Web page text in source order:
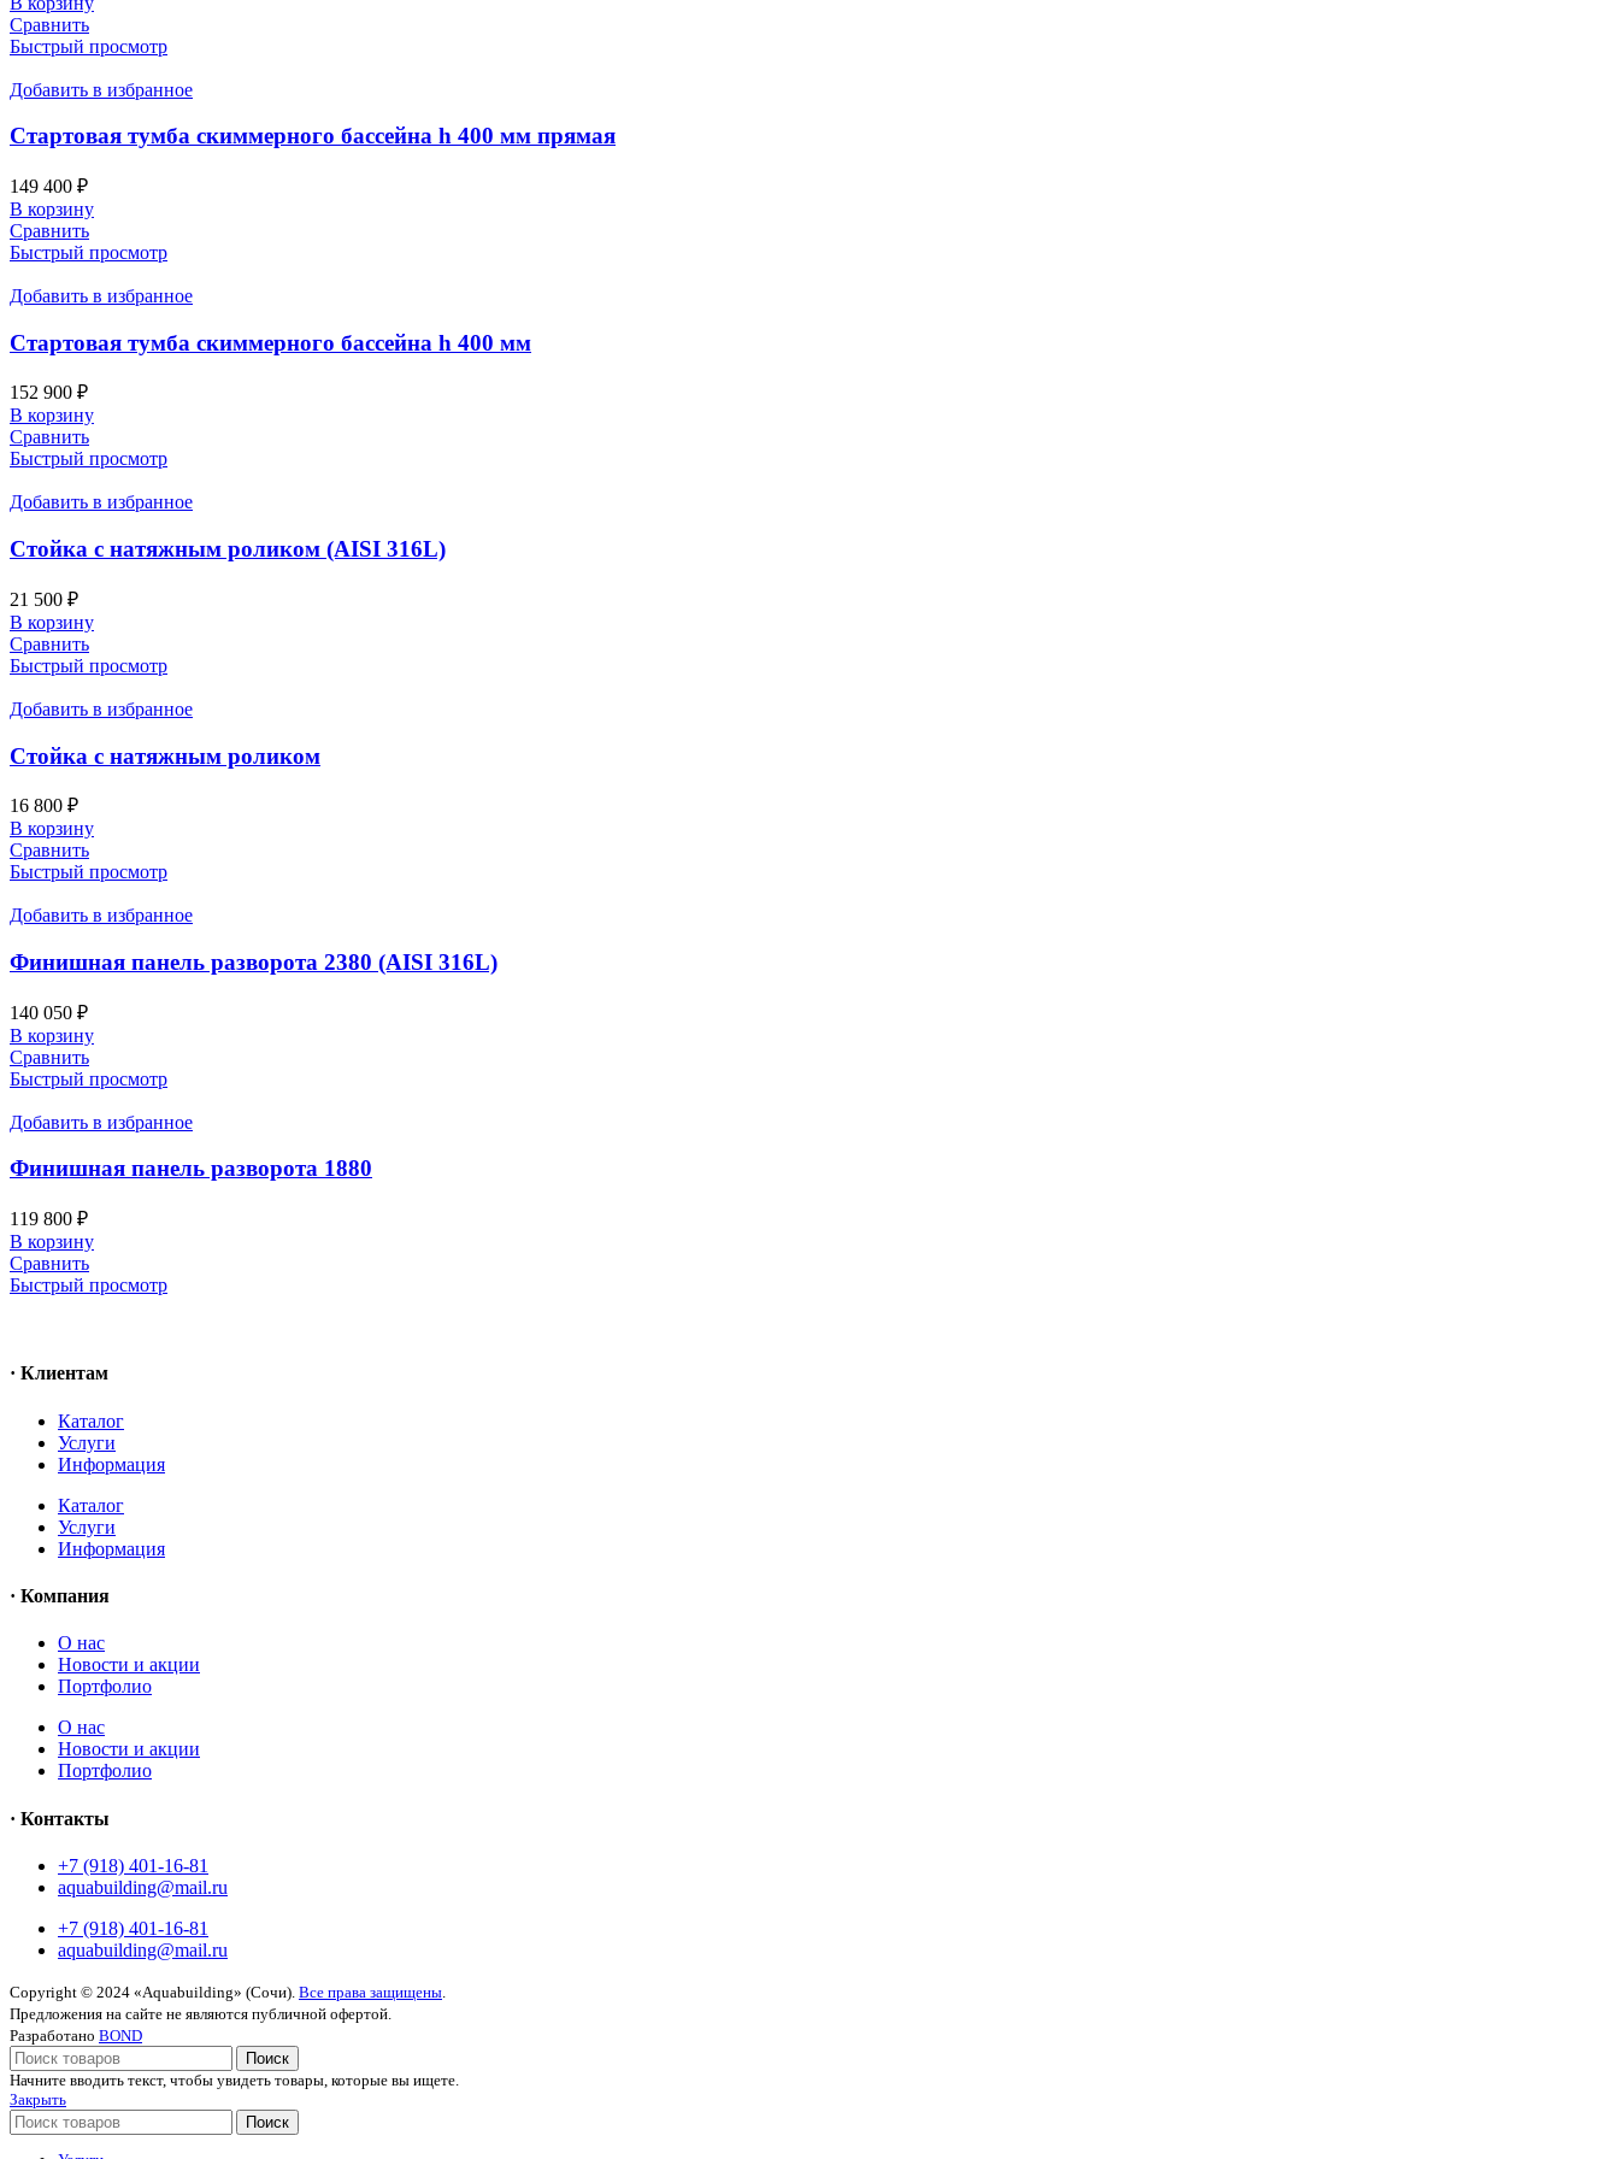
Сравнить
Быстрый просмотр
Добавить в избранное
Стартовая тумба скиммерного бассейна h 400 мм прямая
149 400 ₽
В корзину
Сравнить
Быстрый просмотр
Добавить в избранное
Стартовая тумба скиммерного бассейна h 400 мм
152 900 ₽
В корзину
Сравнить
Быстрый просмотр
Добавить в избранное
Стойка с натяжным роликом (AISI 316L)
21 500 ₽
В корзину
Сравнить
Быстрый просмотр
Добавить в избранное
Стойка с натяжным роликом
16 800 ₽
В корзину
Сравнить
Быстрый просмотр
Добавить в избранное
Финишная панель разворота 2380 (AISI 316L)
140 050 ₽
В корзину
Сравнить
Быстрый просмотр
Добавить в избранное
Финишная панель разворота 1880
119 800 ₽
В корзину
Сравнить
Быстрый просмотр
· Клиентам
Каталог
Услуги
Информация
Каталог
Услуги
Информация
· Компания
O нас
Новости и акции
Портфолио
O нас
Новости и акции
Портфолио
· Контакты
+7 (918) 401-16-81
aquabuilding@mail.ru
+7 (918) 401-16-81
aquabuilding@mail.ru
Copyright © 2024 «Aquabuilding» (Сочи). Все права защищены
Предложения на сайте не являются публичной офертой.
Разработано BOND
Поиск
Начните вводить текст, чтобы увидеть товары, которые вы ищете.
Закрыть
Поиск